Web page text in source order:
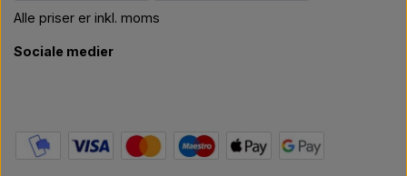
Alle priser er inkl. moms
Sociale medier